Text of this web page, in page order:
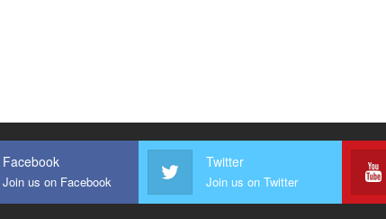
Facebook
Join us on Facebook
Twitter
Join us on Twitter